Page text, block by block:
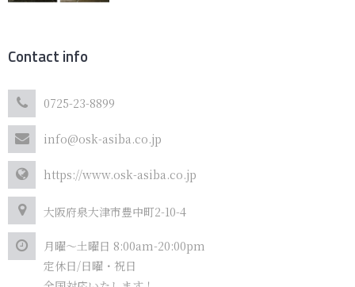
Contact info
0725-23-8899
info@osk-asiba.co.jp
https://www.osk-asiba.co.jp
大阪府泉大津市豊中町2-10-4
月曜～土曜日 8:00am-20:00pm
定休日/日曜・祝日